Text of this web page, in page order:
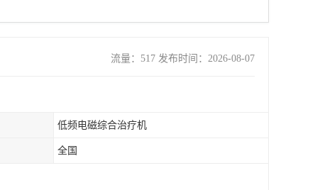
流量：517 发布时间：2026-08-07
低频电磁综合治疗机
全国